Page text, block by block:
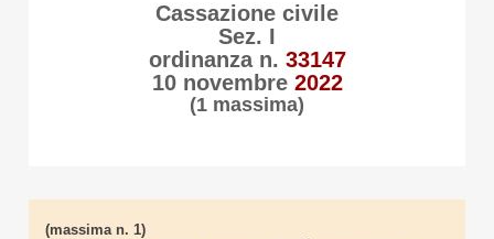
Cassazione civile
Sez. I
ordinanza n. 33147
10 novembre 2022
(1 massima)
(massima n. 1)